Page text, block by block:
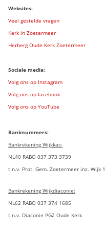
Websites:
Veel gestelde vragen
Kerk in Zoetermeer
Herberg Oude Kerk Zoetermeer
Sociale media:
Volg ons op Instagram
Volg ons op facebook
Volg ons op YouTube
Banknummers:
Bankrekening Wijkkas:
NL40 RABO 037 373 3739
t.n.v. Prot. Gem. Zoetermeer inz. Wijk 1
Bankrekening Wijkdiaconie:
NL62 RABO 037 374 1685
t.n.v. Diaconie PGZ Oude Kerk